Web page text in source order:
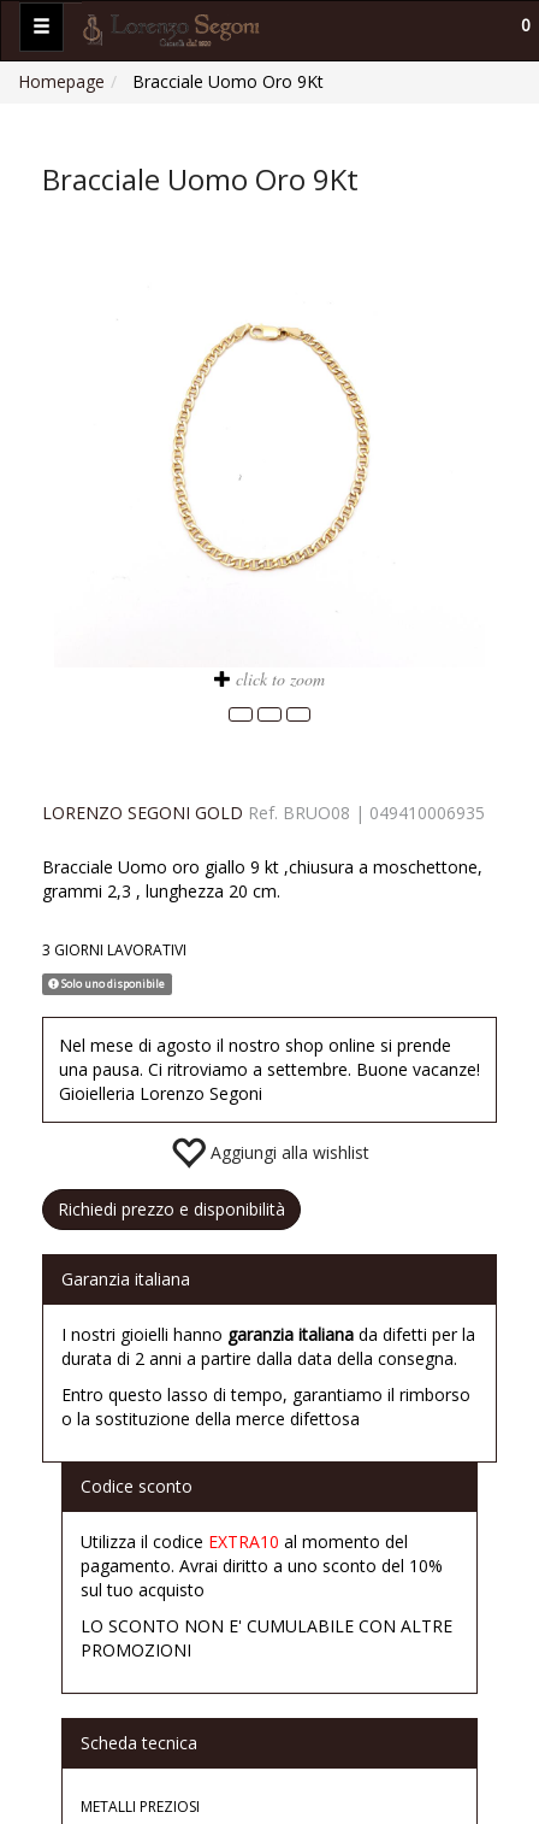
0
Homepage Bracciale Uomo Oro 9Kt
Bracciale Uomo Oro 9Kt
click to zoom
LORENZO SEGONI GOLD Ref. BRUO08 | 049410006935
Bracciale Uomo oro giallo 9 kt ,chiusura a moschettone,
grammi 2,3 , lunghezza 20 cm.
3 GIORNI LAVORATIVI
Solo uno disponibile
Nel mese di agosto il nostro shop online si prende
una pausa. Ci ritroviamo a settembre. Buone vacanze!
Gioielleria Lorenzo Segoni
Aggiungi alla wishlist
Richiedi prezzo e disponibilità
Garanzia italiana
I nostri gioielli hanno garanzia italiana da difetti per la
durata di 2 anni a partire dalla data della consegna.
Entro questo lasso di tempo, garantiamo il rimborso
o la sostituzione della merce difettosa
Codice sconto
Utilizza il codice EXTRA10 al momento del
pagamento. Avrai diritto a uno sconto del 10%
sul tuo acquisto
LO SCONTO NON E' CUMULABILE CON ALTRE
PROMOZIONI
Scheda tecnica
METALLI PREZIOSI